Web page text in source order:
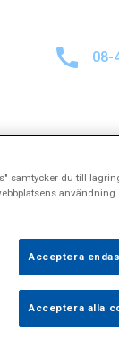
08-
samtycker du till
användning
Acceptera
Acceptera alla